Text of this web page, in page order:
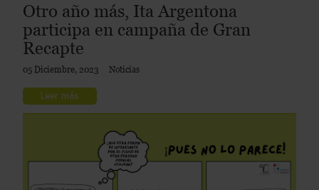
Otro año más, Ita Argentona
participa en campaña de Gran
Recapte
05 Diciembre, 2023 Noticias
Leer más